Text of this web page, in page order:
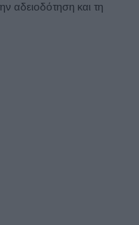
αδειοδότηση και τη